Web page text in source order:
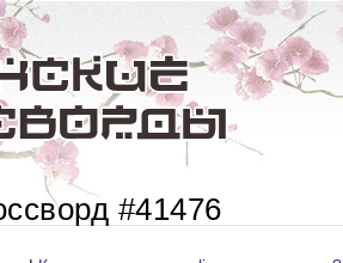
#41476